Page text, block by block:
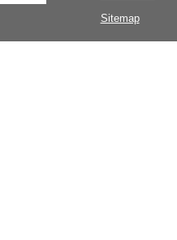
Sitemap